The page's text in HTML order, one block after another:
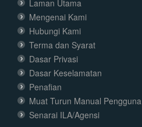
Laman Utama
Mengenai Kami
Hubungi Kami
Terma dan Syarat
Dasar Privasi
Dasar Keselamatan
Penafian
Muat Turun Manual Pengguna
Senarai ILA/Agensi